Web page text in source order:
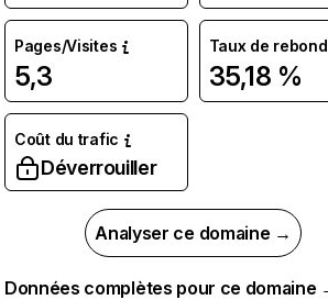
Pages/Visites
5,3
Taux de rebond
35,18 %
Coût du trafic
Déverrouiller
Analyser ce domaine →
Données complètes pour ce domaine